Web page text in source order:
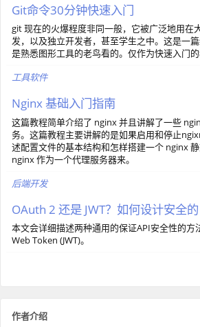
Git命令30分钟快速入门
git 现在的火爆程度非同一般，它被广泛地用在
发，以及独立开发者，甚至学生之中。这是一
是熟悉图形工具的老鸟看的。仅作为快速入门的
工具软件
Nginx 基础入门指南
这篇教程简单介绍了 nginx 并且讲解了一些
务。这篇教程主要讲解的是如果启用和停止
述配置文件的基本结构和怎样搭建一个 nginx
nginx 作为一个代理服务器来。
后端开发
OAuth 2 还是 JWT？如何设计安全的
本文会详细描述两种通用的保证API安全性的方
Web Token (JWT)。
作者介绍